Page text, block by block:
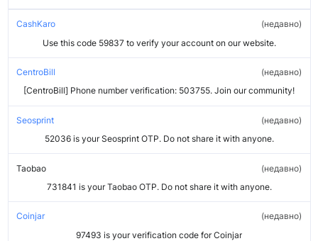
CashKaro
Use this code 59837 to verify your account on our website.
недавно
CentroBill
[CentroBill] Phone number verification: 503755. Join our community!
недавно
Seosprint
52036 is your Seosprint OTP. Do not share it with anyone.
недавно
Taobao
731841 is your Taobao OTP. Do not share it with anyone.
недавно
Coinjar
97493 is your verification code for Coinjar
недавно